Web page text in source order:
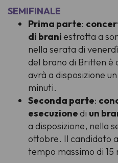
SEMIFINALE
Prima parte:
di braniestratta a
nella serata di
del brano di Britten
avrà a disposizione
minuti.
Seconda parte:
esecuzionedi un
a disposizione, nella
ottobre. Il candidato
tempo massimo di 15